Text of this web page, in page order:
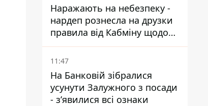
Наражають на небезпеку -
нардеп рознесла на друзки
правила від Кабміну щодо
зберігання пального
11:47
На Банковій зібралися
усунути Залужного з посади
- зʼявилися всі ознаки